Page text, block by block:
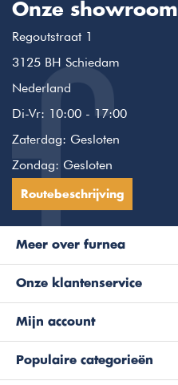
Onze showroom
Regoutstraat 1
3125 BH Schiedam
Nederland
Di-Vr: 10:00 - 17:00
Zaterdag: Gesloten
Zondag: Gesloten
Routebeschrijving
Meer over furnea
Onze klantenservice
Populaire categorieën
Mijn account